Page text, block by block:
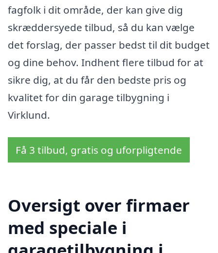
fagfolk i dit område, der kan give dig
skræddersyede tilbud, så du kan vælge
det forslag, der passer bedst til dit budget
og dine behov. Indhent flere tilbud for at
sikre dig, at du får den bedste pris og
kvalitet for din garage tilbygning i
Virklund.
Få 3 tilbud, gratis og uforpligtende
Oversigt over firmaer
med speciale i